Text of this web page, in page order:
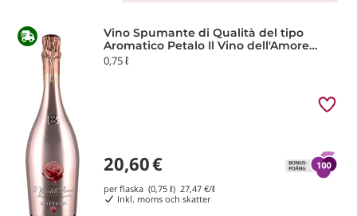
Vino Spumante di Qualità del tipo
Aromatico Petalo Il Vino dell'Amore
Manzoni Moscato Rosé Bottega
0,75 ℓ
20,60€
per flaska (0,75 ℓ) 27,47 €/ℓ
Inkl. moms och skatter